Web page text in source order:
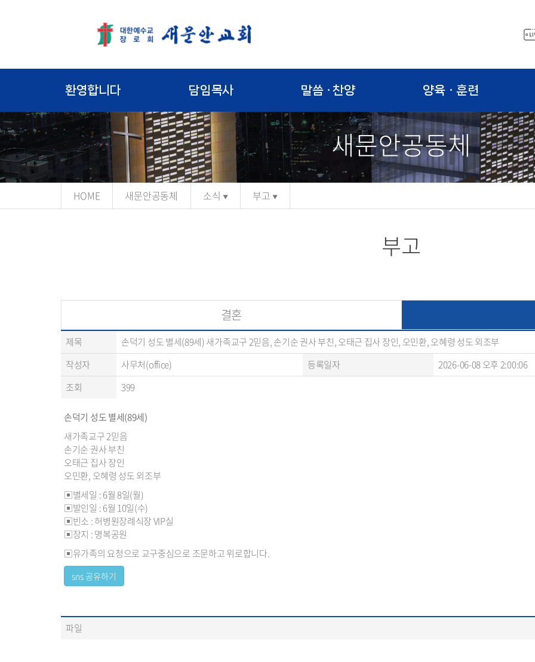
환영합니다 담임목사 말씀 · 찬양 양육ㆍ훈련
새문안공동체
HOME 새문안공동체 소식 부고
부고
결혼
제목
손덕기 성도 별세(89세) 새가족교구 2믿음, 손기순 권사 부친, 오태근 집사 장인, 오민환, 오혜령 성도 외조부
작성자
사무처(office) 등록일자
2026-06-08 오후 2:00:06
조회
399
손덕기 성도 별세(89세)
새가족교구 2믿음
손기순 권사 부친
오태근 집사 장인
오민환, 오혜령 성도 외조부
▣별세일 : 6월 8일(월)
▣발인일 : 6월 10일(수)
▣빈소 : 허병원장례식장 VIP실
▣장지 : 명복공원
▣유가족의 요청으로 교구중심으로 조문하고 위로합니다.
파일